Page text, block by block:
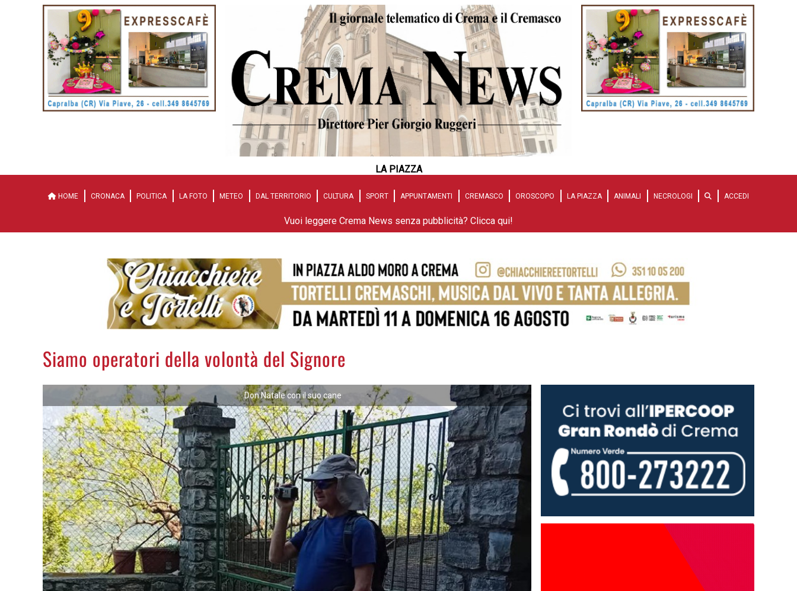
LA PIAZZA
HOME CRONACA POLITICA LA FOTO METEO DAL TERRITORIO CULTURA SPORT APPUNTAMENTI CREMASCO OROSCOPO LA PIAZZA ANIMALI NECROLOGI ACCEDI
Vuoi leggere Crema News senza pubblicità? Clicca qui!
Siamo operatori della volontà del Signore
Don Natale con il suo cane